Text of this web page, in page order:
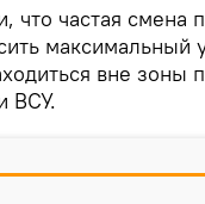
что частая смена
максимальный
вне зоны
ВСУ.